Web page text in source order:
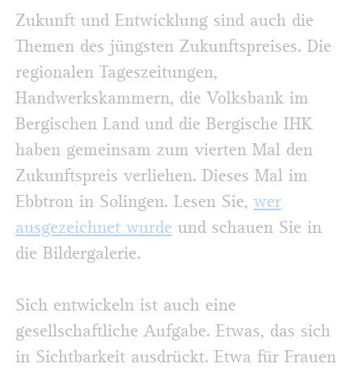
Zukunft und Entwicklung sind auch die
Themen des jüngsten Zukunftspreises. Die
regionalen Tageszeitungen,
Handwerkskammern, die Volksbank im
Bergischen Land und die Bergische IHK
haben gemeinsam zum vierten Mal den
Zukunftspreis verliehen. Dieses Mal im
Ebbtron in Solingen. Lesen Sie, wer
ausgezeichnet wurde und schauen Sie in
die Bildergalerie.
Sich entwickeln ist auch eine
gesellschaftliche Aufgabe. Etwas, das sich
in Sichtbarkeit ausdrückt. Etwa für Frauen